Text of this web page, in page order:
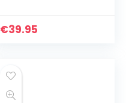
mm
€39.95